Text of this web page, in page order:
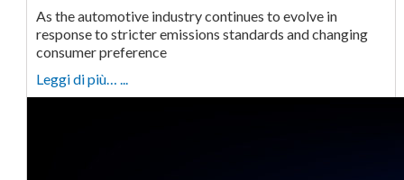
As the automotive industry continues to evolve in
response to stricter emissions standards and changing
consumer preference
Leggi di più… ...